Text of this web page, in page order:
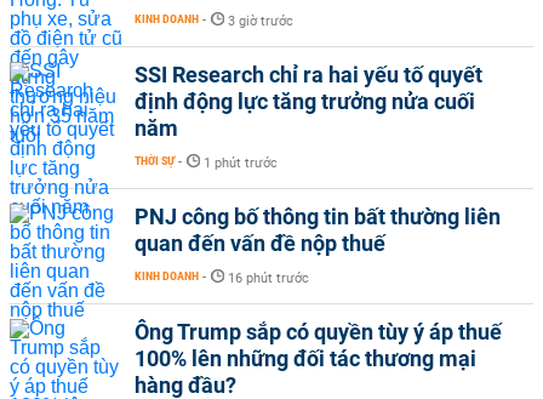
KINH DOANH - 3 giờ trước
SSI Research chỉ ra hai yếu tố quyết
định động lực tăng trưởng nửa cuối
năm
THỜI SỰ - 1 phút trước
PNJ công bố thông tin bất thường liên
quan đến vấn đề nộp thuế
KINH DOANH - 16 phút trước
Ông Trump sắp có quyền tùy ý áp thuế
100% lên những đối tác thương mại
hàng đầu?